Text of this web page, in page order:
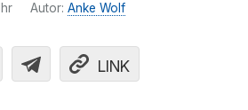
Autor: Anke Wolf
LINK